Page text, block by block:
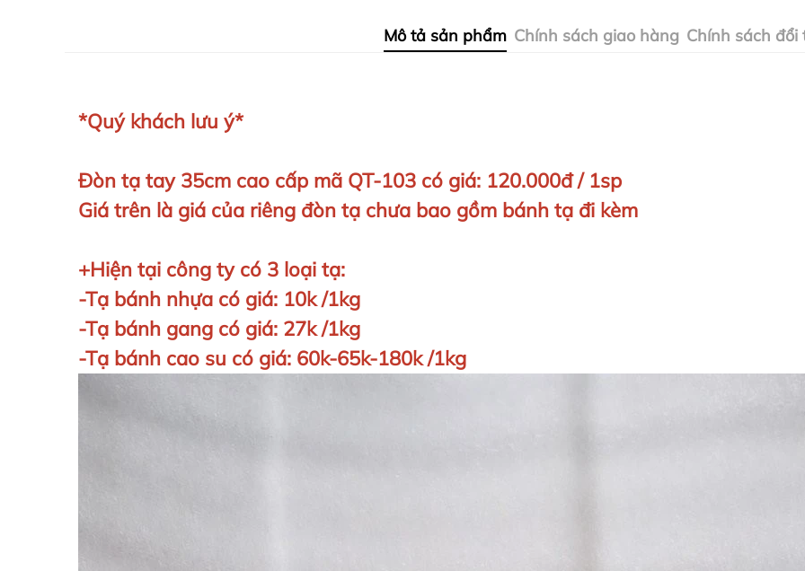
Mô tả sản phẩm Chính sách giao hàng Chính sách đổi
*Quý khách lưu ý*
Đòn tạ tay 35cm cao cấp mã QT-103 có giá: 120.000đ / 1sp
Giá trên là giá của riêng đòn tạ chưa bao gồm bánh tạ đi kèm
+Hiện tại công ty có 3 loại tạ:
-Tạ bánh nhựa có giá: 10k /1kg
-Tạ bánh gang có giá: 27k /1kg
-Tạ bánh cao su có giá: 60k-65k-180k /1kg